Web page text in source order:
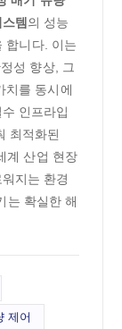
템 의 성능
합니다. 이는
성 향상, 그
치를 동시에
인프라입
최적화된
계 산업 현장
지는 환경
는 확실한 해
제어